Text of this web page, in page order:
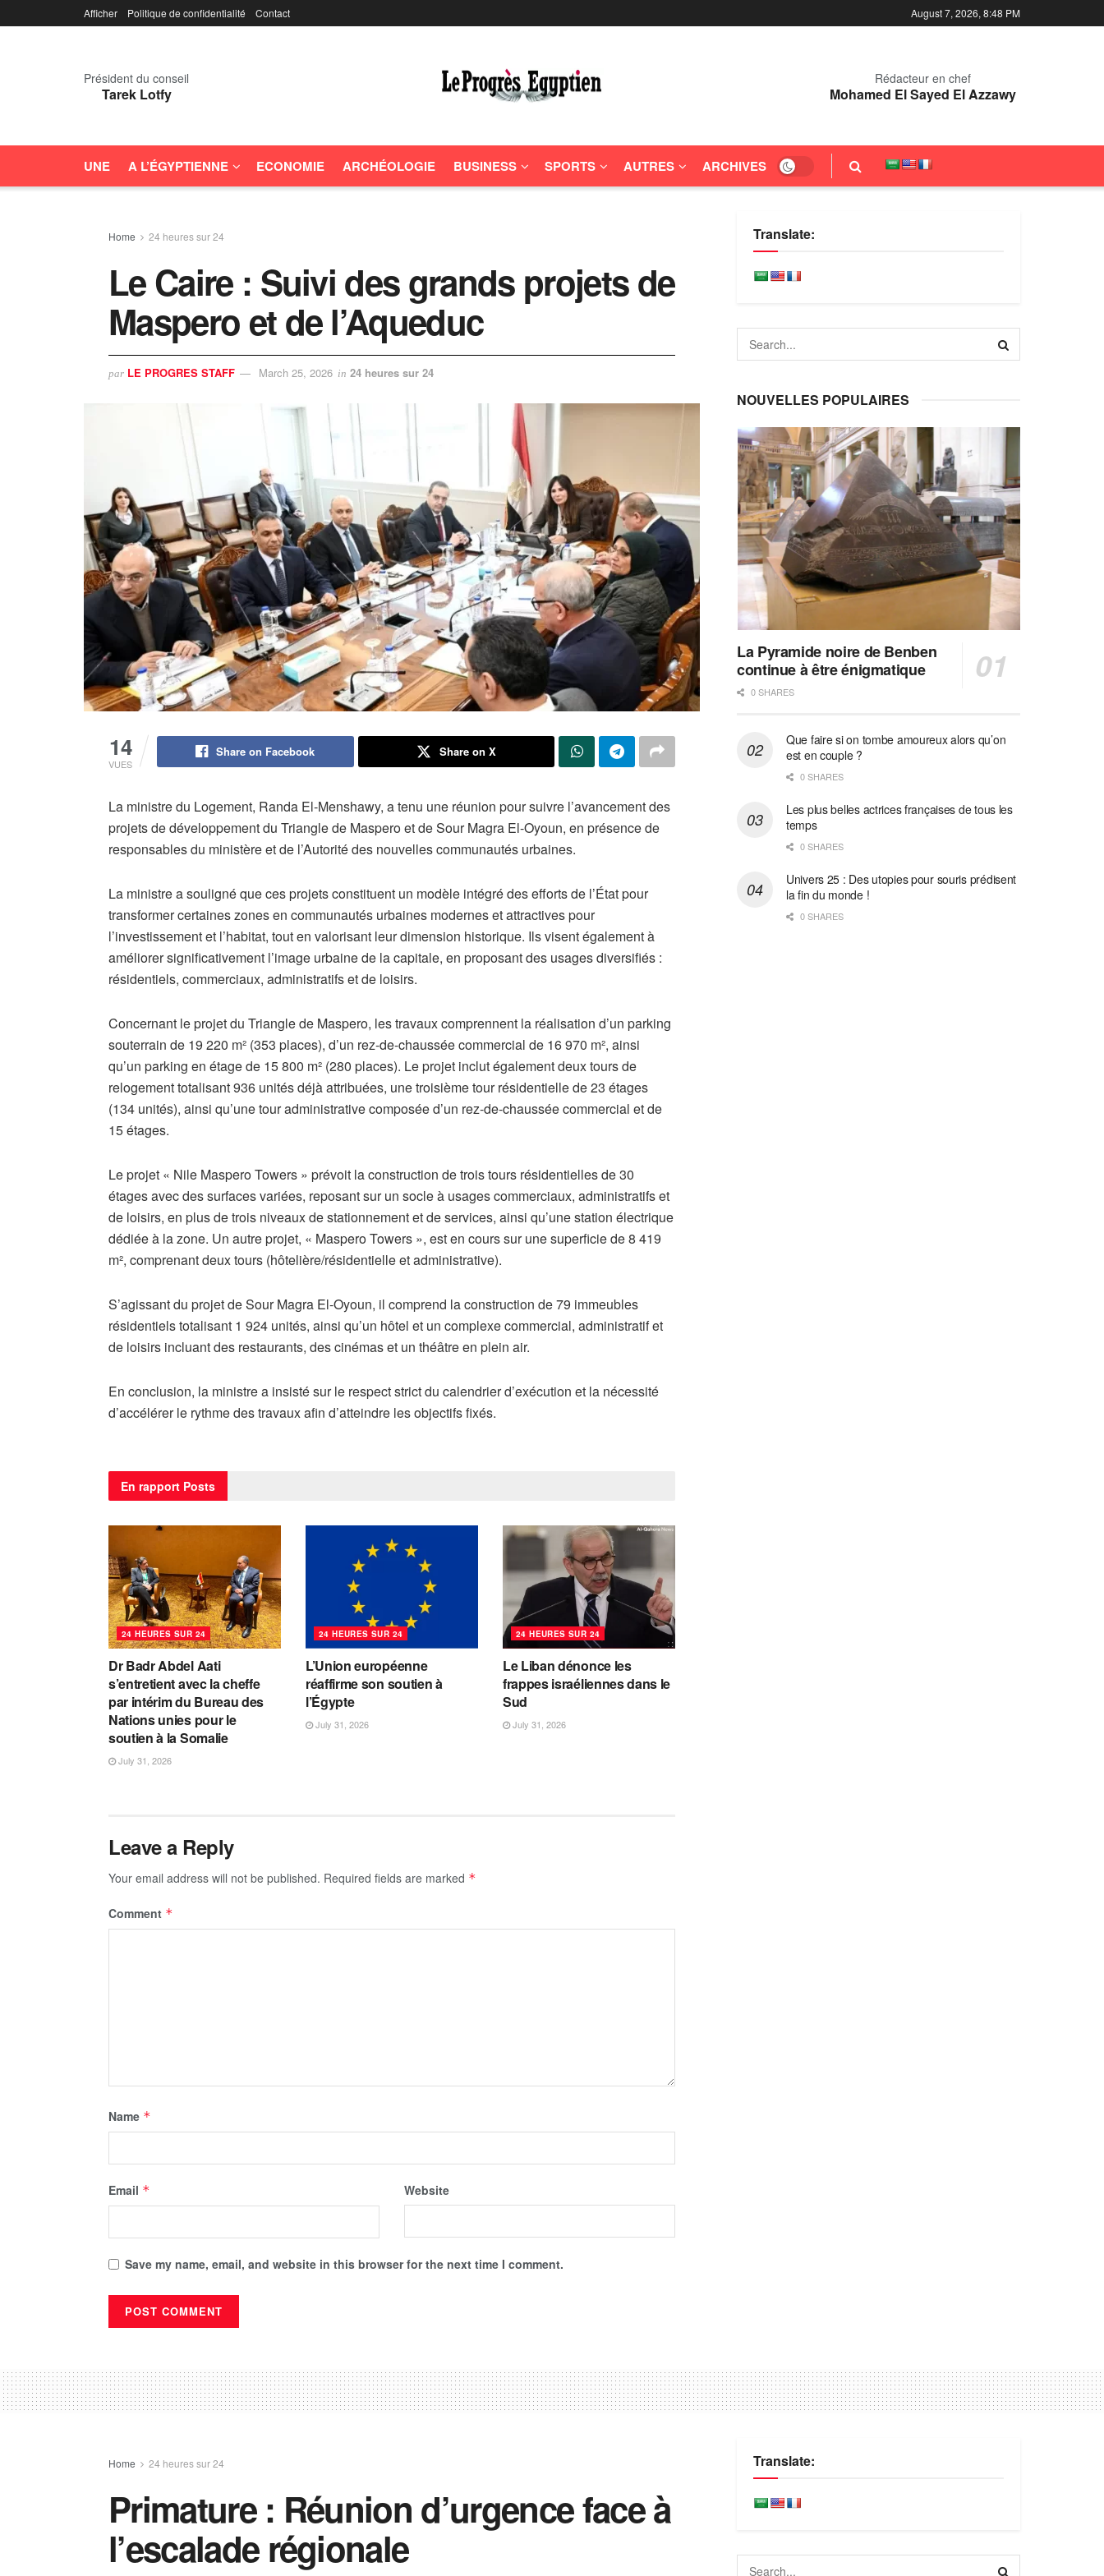
Afficher Politique de confidentialité Contact August 7, 2026, 8:48 PM
Président du conseil
Tarek Lotfy
Rédacteur en chef
Mohamed El Sayed El Azzawy
UNE A L’ÉGYPTIENNE ECONOMIE ARCHÉOLOGIE BUSINESS SPORTS AUTRES ARCHIVES
Home 24 heures sur 24
Le Caire : Suivi des grands projets de
Maspero et de l’Aqueduc
par LE PROGRES STAFF March 25, 2026 in 24 heures sur 24
14
VUES
Share on Facebook Share on X
La ministre du Logement, Randa El-Menshawy, a tenu une réunion pour suivre l’avancement des
projets de développement du Triangle de Maspero et de Sour Magra El-Oyoun, en présence de
responsables du ministère et de l’Autorité des nouvelles communautés urbaines.
La ministre a souligné que ces projets constituent un modèle intégré des efforts de l’État pour
transformer certaines zones en communautés urbaines modernes et attractives pour
l’investissement et l’habitat, tout en valorisant leur dimension historique. Ils visent également à
améliorer significativement l’image urbaine de la capitale, en proposant des usages diversifiés :
résidentiels, commerciaux, administratifs et de loisirs.
Concernant le projet du Triangle de Maspero, les travaux comprennent la réalisation d’un parking
souterrain de 19 220 m² (353 places), d’un rez-de-chaussée commercial de 16 970 m², ainsi
qu’un parking en étage de 15 800 m² (280 places). Le projet inclut également deux tours de
relogement totalisant 936 unités déjà attribuées, une troisième tour résidentielle de 23 étages
(134 unités), ainsi qu’une tour administrative composée d’un rez-de-chaussée commercial et de
15 étages.
Le projet « Nile Maspero Towers » prévoit la construction de trois tours résidentielles de 30
étages avec des surfaces variées, reposant sur un socle à usages commerciaux, administratifs et
de loisirs, en plus de trois niveaux de stationnement et de services, ainsi qu’une station électrique
dédiée à la zone. Un autre projet, « Maspero Towers », est en cours sur une superficie de 8 419
m², comprenant deux tours (hôtelière/résidentielle et administrative).
S’agissant du projet de Sour Magra El-Oyoun, il comprend la construction de 79 immeubles
résidentiels totalisant 1 924 unités, ainsi qu’un hôtel et un complexe commercial, administratif et
de loisirs incluant des restaurants, des cinémas et un théâtre en plein air.
En conclusion, la ministre a insisté sur le respect strict du calendrier d’exécution et la nécessité
d’accélérer le rythme des travaux afin d’atteindre les objectifs fixés.
En rapport Posts
24 HEURES SUR 24
Dr Badr Abdel Aati
s’entretient avec la cheffe
par intérim du Bureau des
Nations unies pour le
soutien à la Somalie
July 31, 2026
24 HEURES SUR 24
L’Union européenne
réaffirme son soutien à
l’Égypte
July 31, 2026
24 HEURES SUR 24
Le Liban dénonce les
frappes israéliennes dans le
Sud
July 31, 2026
Leave a Reply
Your email address will not be published. Required fields are marked *
Comment *
Name *
Email * Website
Save my name, email, and website in this browser for the next time I comment.
Translate:
NOUVELLES POPULAIRES
La Pyramide noire de Benben
continue à être énigmatique
0 SHARES
Que faire si on tombe amoureux alors qu’on
est en couple ?
0 SHARES
Les plus belles actrices françaises de tous les
temps
0 SHARES
Univers 25 : Des utopies pour souris prédisent
la fin du monde !
0 SHARES
Home 24 heures sur 24
Primature : Réunion d’urgence face à
l’escalade régionale
Translate: